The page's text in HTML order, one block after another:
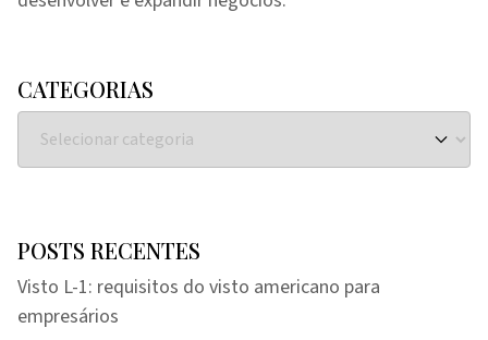
CATEGORIAS
POSTS RECENTES
Visto L-1: requisitos do visto americano para
empresários